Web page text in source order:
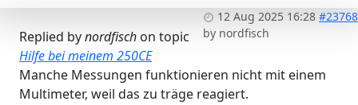
12 Aug 2025 16:28 #23768
by nordfisch
Replied bynordfischon topic
Hilfe bei meinem 250CE
Manche Messungen funktionieren nicht mit einem
Multimeter, weil das zu träge reagiert.